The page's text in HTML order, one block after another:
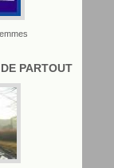
PARTOUT